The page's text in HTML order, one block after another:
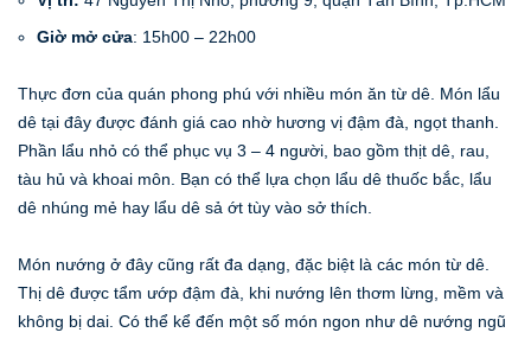
Giờ mở cửa: 15h00 – 22h00
Thực đơn của quán phong phú với nhiều món ăn từ dê. Món lẩu
dê tại đây được đánh giá cao nhờ hương vị đậm đà, ngọt thanh.
Phần lẩu nhỏ có thể phục vụ 3 – 4 người, bao gồm thịt dê, rau,
tàu hủ và khoai môn. Bạn có thể lựa chọn lẩu dê thuốc bắc, lẩu
dê nhúng mẻ hay lẩu dê sả ớt tùy vào sở thích.
Món nướng ở đây cũng rất đa dạng, đặc biệt là các món từ dê.
Thị dê được tẩm ướp đậm đà, khi nướng lên thơm lừng, mềm và
không bị dai. Có thể kể đến một số món ngon như dê nướng ngũ